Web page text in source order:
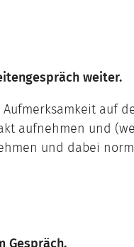
weiter.
auf
aufnehmen und
und dabei
Gespräch.